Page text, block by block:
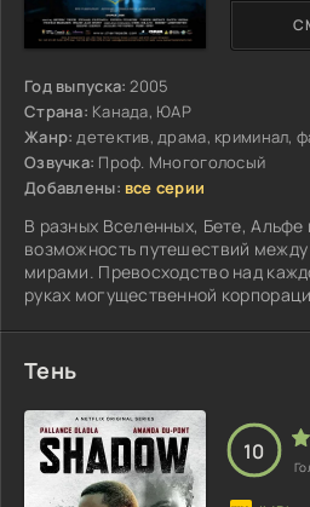
Год выпуска: 2005
Страна: Канада, ЮАР
Жанр: детектив, драма, криминал,
Озвучка: Проф. Многоголосый
Добавлены: все серии
В разных Вселенных, Бете,
возможность путешествий
мирами. Превосходство над
руках могущественной
Тень
10